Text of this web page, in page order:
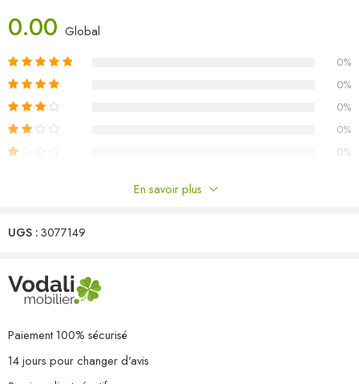
Matériau : bois de pin massif (non traité), tissu (100 % polyester)
Dimensions du canapé central : 70 x 70 x 67 cm (l x P x H)
Dimensions de la table/du repose-pied : 70 x 70 x 30 cm (l x P x
H)
Dimensions du coussin de siège : 70 x 70 x 8 cm (L x l x é)
Dimensions du coussin de dossier : 70 x 40 x 8 cm (L x l x é)
La livraison contient :
6 x canapé central
10 x coussin de siège
10 x coussin de dossier
0.00 Global
0%
0%
0%
0%
0%
Il n'y a pas encore de critiques.
En savoir plus
UGS :3077149
Paiement 100% sécurisé
14 jours pour changer d'avis